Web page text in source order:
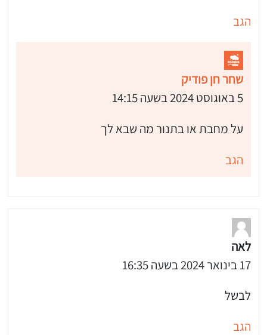
הגב
שחר חן פודיק
5 באוגוסט 2024 בשעה 14:15
על מחבת או בתנור מה שבא לך
הגב
לאה
17 בינואר 2024 בשעה 16:35
לבשל
הגב